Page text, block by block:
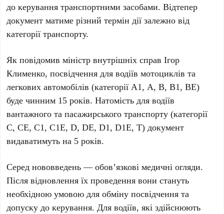
до керування транспортними засобами. Відтепер
документ матиме різний термін дії залежно від
категорії транспорту.
Як повідомив міністр внутрішніх справІгор
Клименко, посвідчення для водіїв мотоциклів та
легкових автомобілів (категоріїА1, А, В, В1, ВЕ)
буде чинним 15 років. Натомість для водіїв
вантажного та пасажирського транспорту (категорії
С, СЕ, С1, С1Е, D, DE, D1, D1Е, Т) документ
видаватимуть на 5 років.
Серед нововведень — обов’язкові медичні огляди.
Після відновлення їх проведення вони стануть
необхідною умовою для обміну посвідчення та
допуску до керування. Для водіїв, які здійснюють